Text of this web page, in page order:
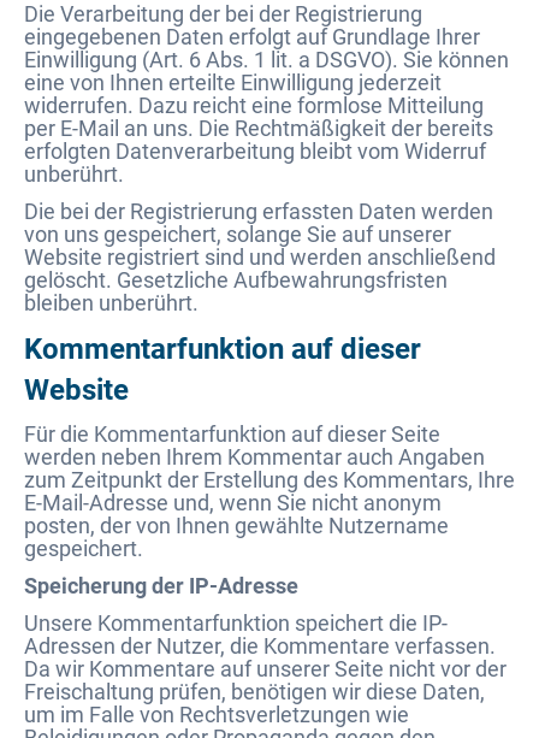
Die Verarbeitung der bei der Registrierung
eingegebenen Daten erfolgt auf Grundlage Ihrer
Einwilligung (Art. 6 Abs. 1 lit. a DSGVO). Sie können
eine von Ihnen erteilte Einwilligung jederzeit
widerrufen. Dazu reicht eine formlose Mitteilung
per E-Mail an uns. Die Rechtmäßigkeit der bereits
erfolgten Datenverarbeitung bleibt vom Widerruf
unberührt.
Die bei der Registrierung erfassten Daten werden
von uns gespeichert, solange Sie auf unserer
Website registriert sind und werden anschließend
gelöscht. Gesetzliche Aufbewahrungsfristen
bleiben unberührt.
Kommentarfunktion auf dieser
Website
Für die Kommentarfunktion auf dieser Seite
werden neben Ihrem Kommentar auch Angaben
zum Zeitpunkt der Erstellung des Kommentars, Ihre
E-Mail-Adresse und, wenn Sie nicht anonym
posten, der von Ihnen gewählte Nutzername
gespeichert.
Speicherung der IP-Adresse
Unsere Kommentarfunktion speichert die IP-
Adressen der Nutzer, die Kommentare verfassen.
Da wir Kommentare auf unserer Seite nicht vor der
Freischaltung prüfen, benötigen wir diese Daten,
um im Falle von Rechtsverletzungen wie